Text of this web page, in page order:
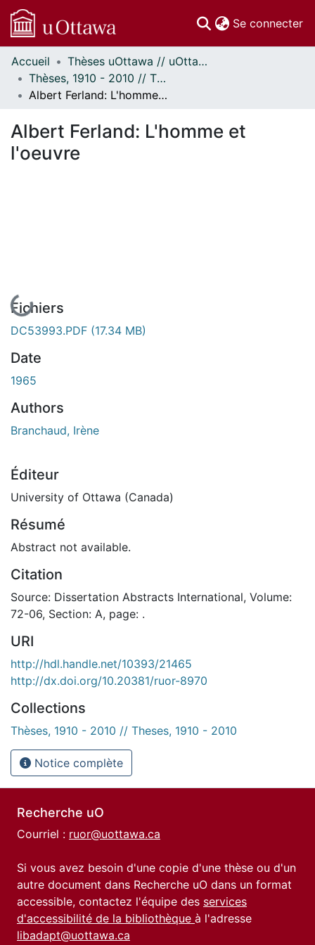
Se connecter
Communautés
et collections
Parcourir
À propos
Accueil
Thèses uOttawa // uOttawa Theses
Thèses, 1910 - 2010 // Theses, 1910 - 2010
Albert Ferland: L'homme et l'oeuvre
Albert Ferland: L'homme et
l'oeuvre
En cours de chargement...
Fichiers
DC53993.PDF (17.34 MB)
Date
1965
Authors
Branchaud, Irène
Éditeur
University of Ottawa (Canada)
Résumé
Abstract not available.
Citation
Source: Dissertation Abstracts International, Volume:
72-06, Section: A, page: .
URI
http://hdl.handle.net/10393/21465
http://dx.doi.org/10.20381/ruor-8970
Collections
Thèses, 1910 - 2010 // Theses, 1910 - 2010
Notice complète
Recherche uO
Courriel : ruor@uottawa.ca
Si vous avez besoin d'une copie d'une thèse ou d'un
autre document dans Recherche uO dans un format
accessible, contactez l'équipe des services
d'accessibilité de la bibliothèque à l'adresse
libadapt@uottawa.ca